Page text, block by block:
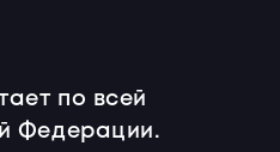
по всей
Федерации.